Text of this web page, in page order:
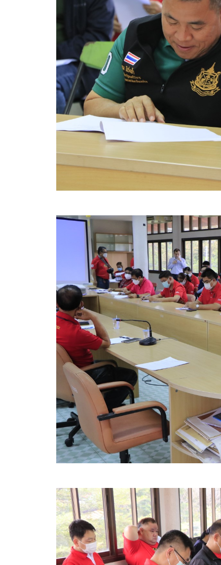
การจัดการความรู้ (KM)
ข้อระเบียบและกฎหมาย
มาตรฐานการปฏิบัติงาน
แผนพัฒนาท้องถิ่น ของอบจ.สุพรรณบุรี
ข้อบัญญัติงบประมาณรายจ่ายประจำปี ของ อบจ.สุ
ข้อบัญญัติอื่นๆ ของ อบจ.สุพรรณบุรี
รายงานการประชุมสภา อบจ.สุพรรณบุรี
รายงานการติดตามและประเมินผลแผนพัฒนาท้อง
สรุปผลการประเมินความพึงพอใจ
ระบบสืบค้นข้อมูล ประกาศ ก.จ.จ. สุพรรณบุรี (พ.ศ
Document
คลินิกเซ็นเตอร์
แบบฟอร์มบริหารงานบุคคล
รายงานตรวจสอบภายใน
รายงานเครื่องจักรกล อบจ.
ศูนย์อำนวยการการเลือกตั้ง สมาชิกสภาและนายก